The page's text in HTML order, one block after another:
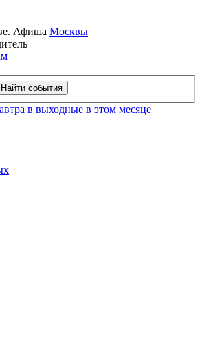
Афиша Москвы
в выходные в этом месяце